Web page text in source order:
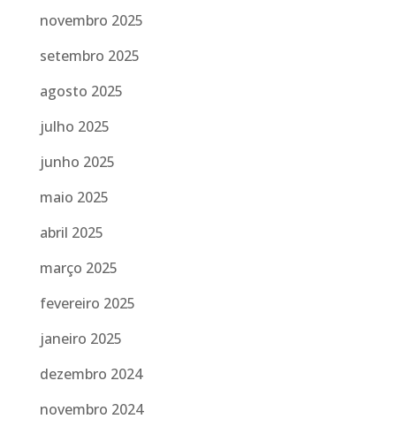
novembro 2025
setembro 2025
agosto 2025
julho 2025
junho 2025
maio 2025
abril 2025
março 2025
fevereiro 2025
janeiro 2025
dezembro 2024
novembro 2024